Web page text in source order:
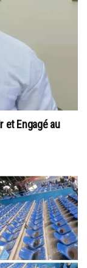
et Engagé au